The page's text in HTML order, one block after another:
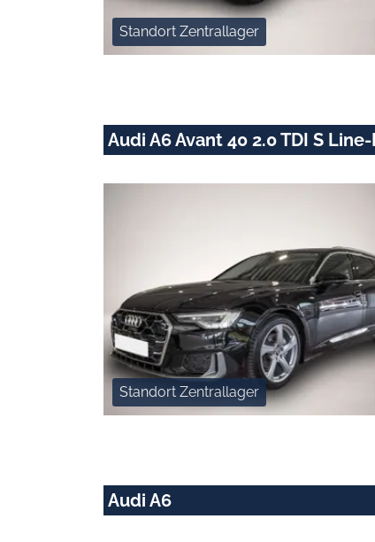
Standort Zentrallager
Audi A6 Avant 40 2.0 TDI S
Standort Zentrallager
Audi A6